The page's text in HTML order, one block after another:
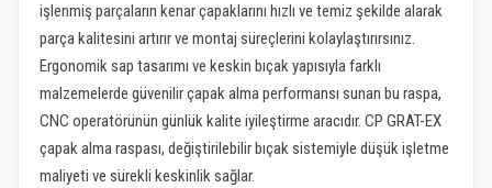
işlenmiş parçaların kenar çapaklarını hızlı ve temiz şekilde alarak
parça kalitesini artırır ve montaj süreçlerini kolaylaştırırsınız.
Ergonomik sap tasarımı ve keskin bıçak yapısıyla farklı
malzemelerde güvenilir çapak alma performansı sunan bu raspa,
CNC operatörünün günlük kalite iyileştirme aracıdır. CP GRAT-EX
çapak alma raspası, değiştirilebilir bıçak sistemiyle düşük işletme
maliyeti ve sürekli keskinlik sağlar.